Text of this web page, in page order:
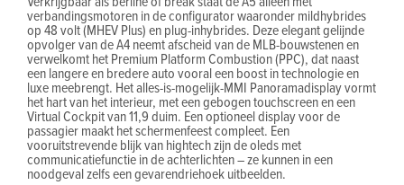
verbandingsmotoren in de configurator waaronder mildhybrides
op 48 volt (MHEV Plus) en plug-inhybrides. Deze elegant gelijnde
opvolger van de A4 neemt afscheid van de MLB-bouwstenen en
verwelkomt het Premium Platform Combustion (PPC), dat naast
een langere en bredere auto vooral een boost in technologie en
luxe meebrengt. Het alles-is-mogelijk-MMI Panoramadisplay vormt
het hart van het interieur, met een gebogen touchscreen en een
Virtual Cockpit van 11,9 duim. Een optioneel display voor de
passagier maakt het schermenfeest compleet. Een
vooruitstrevende blijk van hightech zijn de oleds met
communicatiefunctie in de achterlichten – ze kunnen in een
noodgeval zelfs een gevarendriehoek uitbeelden.